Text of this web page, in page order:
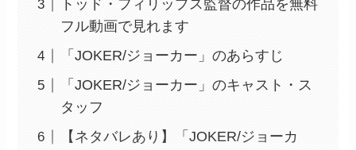
トッド・フィリップス監督の作品を無料
フル動画で見れます
「JOKER/ジョーカー」のあらすじ
「JOKER/ジョーカー」のキャスト・ス
タッフ
【ネタバレあり】「JOKER/ジョーカ